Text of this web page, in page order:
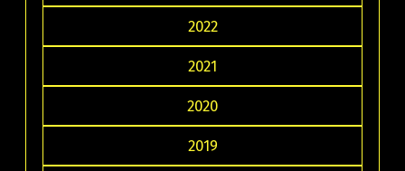
2022
2021
2020
2019